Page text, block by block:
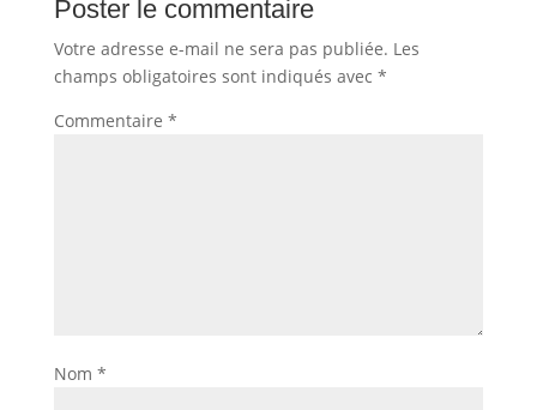
Poster le commentaire
Votre adresse e-mail ne sera pas publiée. Les
champs obligatoires sont indiqués avec *
Commentaire *
Nom *